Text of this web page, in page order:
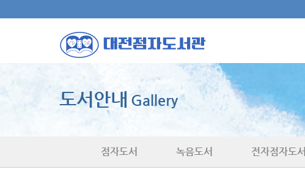
도서안내 Gallery
점자도서 녹음도서 전자점자도서